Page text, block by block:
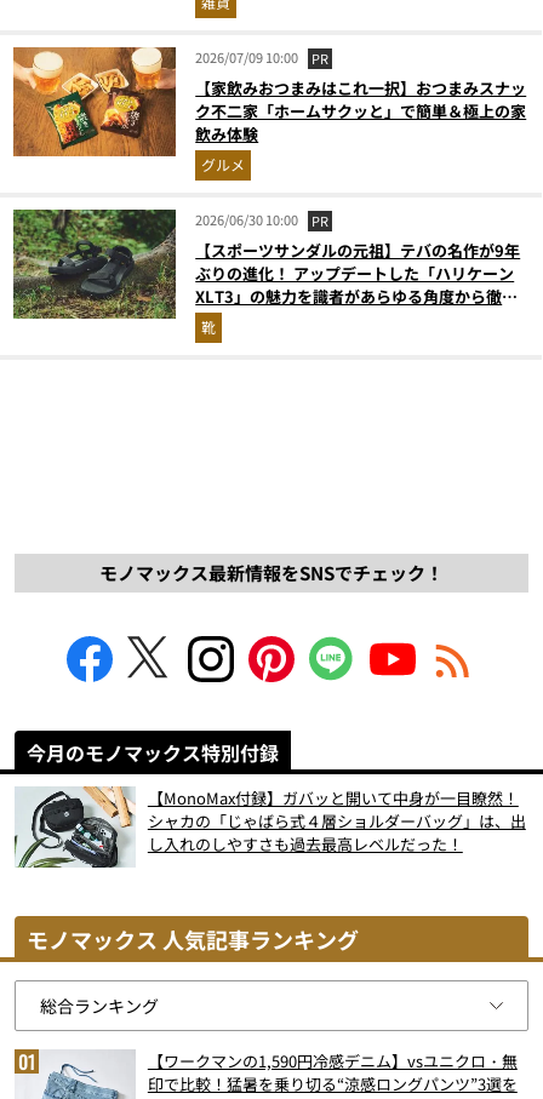
2026/07/09 10:00 PR
【家飲みおつまみはこれ一択】おつまみスナッ
ク不二家「ホームサクッと」で簡単＆極上の家
飲み体験
グルメ
2026/06/30 10:00 PR
【スポーツサンダルの元祖】テバの名作が9年
ぶりの進化！ アップデートした「ハリケーン
XLT3」の魅力を識者があらゆる角度から徹底
解説！
靴
モノマックス最新情報をSNSでチェック！
今月のモノマックス特別付録
【MonoMax付録】ガバッと開いて中身が一目瞭然！
シャカの「じゃばら式４層ショルダーバッグ」は、出
し入れのしやすさも過去最高レベルだった！
モノマックス 人気記事ランキング
【ワークマンの1,590円冷感デニム】vsユニクロ・無
印で比較！猛暑を乗り切る“涼感ロングパンツ”3選を